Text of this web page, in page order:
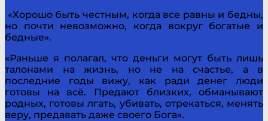
«Хорошо быть честным, когда все равны и бедны,
но почти невозможно, когда вокруг богатые и
бедные».
«Раньше я полагал, что деньги могут быть лишь
талонами на жизнь, но не на счастье, а в
последние годы вижу, как ради денег люди
готовы на всё. Предают близких, обманывают
родных, готовы лгать, убивать, отрекаться, менять
веру, предавать даже своего Бога».